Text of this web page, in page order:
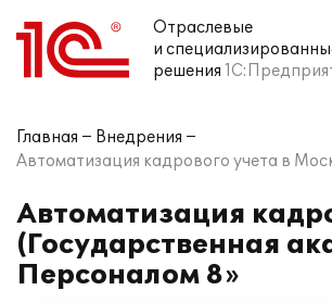
Отраслевые
и
решения
Главная
Внедрения
Автоматизация кадрового учета в
Автоматизация
(Государственная
Персоналом 8»